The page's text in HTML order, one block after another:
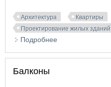
Архитектура
Квартиры
Проектирование жилых зданий
Подробнее
Балконы